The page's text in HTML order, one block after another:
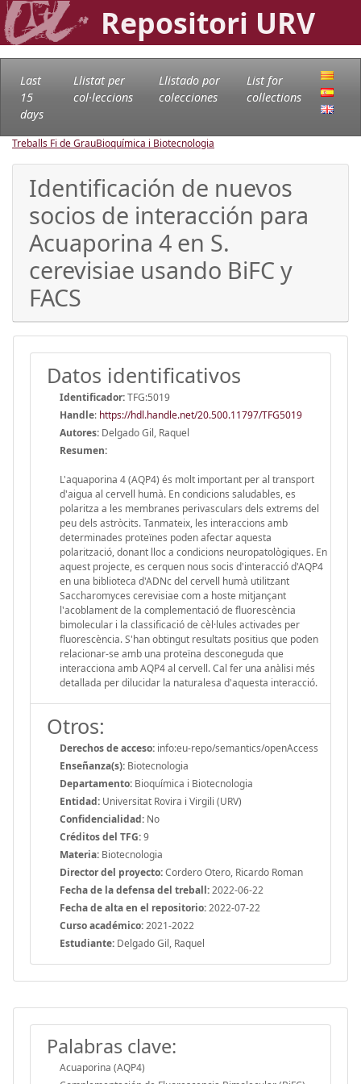
Repositori URV
Last
15
days
Llistat per
col·leccions
Llistado por
colecciones
List for
collections
Treballs Fi de GrauBioquímica i Biotecnologia
Identificación de nuevos
socios de interacción para
Acuaporina 4 en S.
cerevisiae usando BiFC y
FACS
Datos identificativos
Identificador:TFG:5019
Handle: https://hdl.handle.net/20.500.11797/TFG5019
Autores: Delgado Gil, Raquel
Resumen:
L'aquaporina 4 (AQP4) és molt important per al transport
d'aigua al cervell humà. En condicions saludables, es
polaritza a les membranes perivasculars dels extrems del
peu dels astròcits. Tanmateix, les interaccions amb
determinades proteïnes poden afectar aquesta
polarització, donant lloc a condicions neuropatològiques. En
aquest projecte, es cerquen nous socis d'interacció d'AQP4
en una biblioteca d'ADNc del cervell humà utilitzant
Saccharomyces cerevisiae com a hoste mitjançant
l'acoblament de la complementació de fluorescència
bimolecular i la classificació de cèl·lules activades per
fluorescència. S'han obtingut resultats positius que poden
relacionar-se amb una proteïna desconeguda que
interacciona amb AQP4 al cervell. Cal fer una anàlisi més
detallada per dilucidar la naturalesa d'aquesta interacció.
Otros:
Derechos de acceso: info:eu-repo/semantics/openAccess
Enseñanza(s): Biotecnologia
Departamento: Bioquímica i Biotecnologia
Entidad: Universitat Rovira i Virgili (URV)
Confidencialidad: No
Créditos del TFG:9
Materia: Biotecnologia
Director del proyecto:Cordero Otero, Ricardo Roman
Fecha de la defensa del treball:2022-06-22
Fecha de alta en el repositorio:2022-07-22
Curso académico:2021-2022
Estudiante: Delgado Gil, Raquel
Palabras clave:
Acuaporina (AQP4)